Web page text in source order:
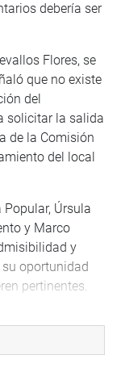
debería ser
Flores, se
que no existe
del
solicitar la salida
de la Comisión
del local
Úrsula
y Marco
y
oportunidad
pertinentes.
Mamani
(CPA),